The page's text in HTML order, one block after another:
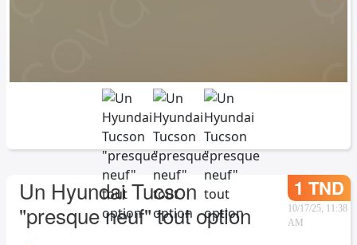
Un Hyundai Tucson
"presque neuf" tout option
1 TND
10/17/25, 11:38
AM